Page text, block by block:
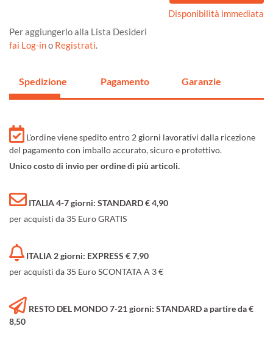
Disponibilità immediata
Per aggiungerlo alla Lista Desideri
fai Log-ino Registrati.
Spedizione Pagamento Garanzie
L'ordine viene spedito entro 2 giorni lavorativi dalla ricezione
del pagamento con imballo accurato, sicuro e protettivo.
Unico costo di invio per ordine di più articoli.
ITALIA 4-7 giorni: STANDARD € 4,90
per acquisti da 35 Euro GRATIS
ITALIA 2 giorni: EXPRESS € 7,90
per acquisti da 35 Euro SCONTATA A 3 €
RESTO DEL MONDO 7-21 giorni: STANDARD a partire da €
8,50